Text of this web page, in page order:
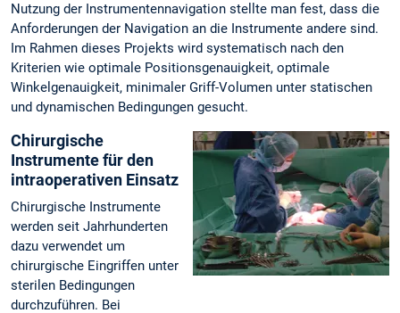
Nutzung der Instrumentennavigation stellte man fest, dass die
Anforderungen der Navigation an die Instrumente andere sind.
Im Rahmen dieses Projekts wird systematisch nach den
Kriterien wie optimale Positionsgenauigkeit, optimale
Winkelgenauigkeit, minimaler Griff-Volumen unter statischen
und dynamischen Bedingungen gesucht.
Chirurgische
Instrumente für den
intraoperativen Einsatz
Chirurgische Instrumente
werden seit Jahrhunderten
dazu verwendet um
chirurgische Eingriffen unter
sterilen Bedingungen
durchzuführen. Bei